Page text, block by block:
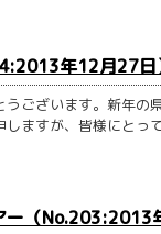
年12月27日
ございます。新年
ますが、皆様にと
（No.203:2013